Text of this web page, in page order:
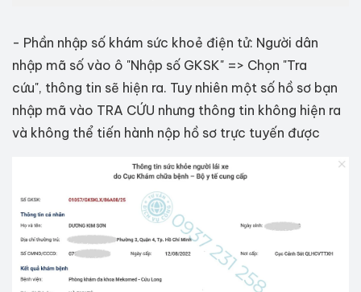
- Phần nhập số khám sức khoẻ điện tử: Người dân
nhập mã số vào ô "Nhập số GKSK" => Chọn "Tra
cứu", thông tin sẽ hiện ra. Tuy nhiên một số hồ sơ bạn
nhập mã vào TRA CỨU nhưng thông tin không hiện ra
và không thể tiến hành nộp hồ sơ trực tuyến được